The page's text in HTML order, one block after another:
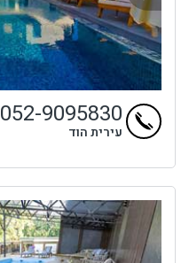
052-9095830
עירית הוד